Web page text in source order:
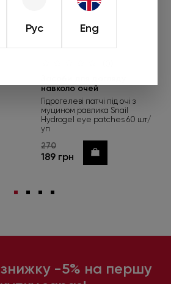
Рус Eng
навколо очей
Гідрогелеві патчі під очі з
муцином равлика Snail
Hydrogel eye patches 60 шт/
уп
270
189 грн Купити
-5% на першу